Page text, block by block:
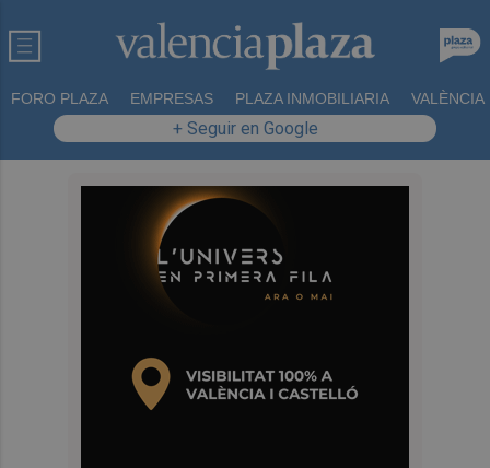
FORO PLAZA EMPRESAS PLAZA INMOBILIARIA VALÈNCIA
+ Seguir en Google